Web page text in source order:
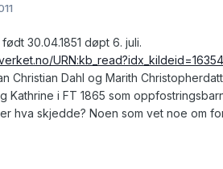
30.04.1851 døpt 6. juli.
Christian Dahl og Marith
Kathrine i FT 1865 som
hva skjedde? Noen som vet noe om